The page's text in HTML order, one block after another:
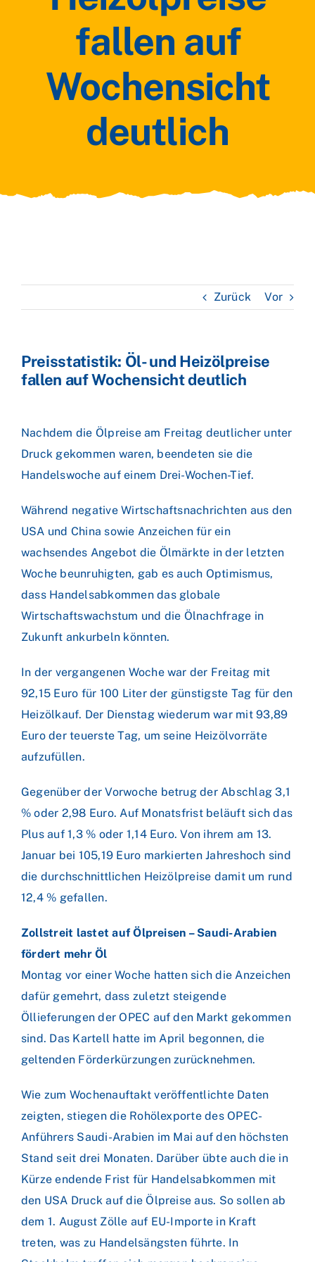
fallen auf
Wochensicht
deutlich
Zurück Vor
Preisstatistik: Öl- und Heizölpreise
fallen auf Wochensicht deutlich
Nachdem die Ölpreise am Freitag deutlicher unter
Druck gekommen waren, beendeten sie die
Handelswoche auf einem Drei-Wochen-Tief.
Während negative Wirtschaftsnachrichten aus den
USA und China sowie Anzeichen für ein
wachsendes Angebot die Ölmärkte in der letzten
Woche beunruhigten, gab es auch Optimismus,
dass Handelsabkommen das globale
Wirtschaftswachstum und die Ölnachfrage in
Zukunft ankurbeln könnten.
In der vergangenen Woche war der Freitag mit
92,15 Euro für 100 Liter der günstigste Tag für den
Heizölkauf. Der Dienstag wiederum war mit 93,89
Euro der teuerste Tag, um seine Heizölvorräte
aufzufüllen.
Gegenüber der Vorwoche betrug der Abschlag 3,1
% oder 2,98 Euro. Auf Monatsfrist beläuft sich das
Plus auf 1,3 % oder 1,14 Euro. Von ihrem am 13.
Januar bei 105,19 Euro markierten Jahreshoch sind
die durchschnittlichen Heizölpreise damit um rund
12,4 % gefallen.
Zollstreit lastet auf Ölpreisen – Saudi-Arabien
fördert mehr Öl
Montag vor einer Woche hatten sich die Anzeichen
dafür gemehrt, dass zuletzt steigende
Öllieferungen der OPEC auf den Markt gekommen
sind. Das Kartell hatte im April begonnen, die
geltenden Förderkürzungen zurücknehmen.
Wie zum Wochenauftakt veröffentlichte Daten
zeigten, stiegen die Rohölexporte des OPEC-
Anführers Saudi-Arabien im Mai auf den höchsten
Stand seit drei Monaten. Darüber übte auch die in
Kürze endende Frist für Handelsabkommen mit
den USA Druck auf die Ölpreise aus. So sollen ab
dem 1. August Zölle auf EU-Importe in Kraft
treten, was zu Handelsängsten führte. In